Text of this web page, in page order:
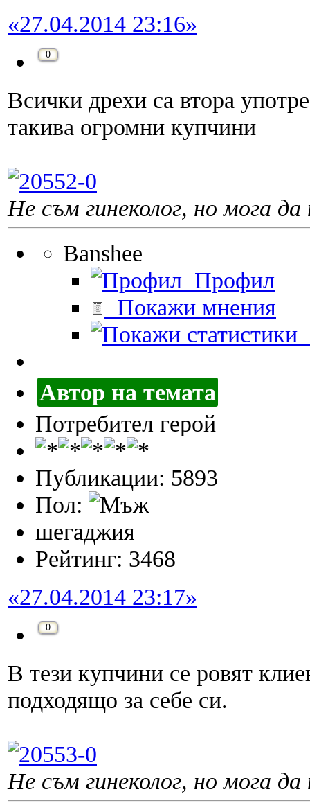
«27.04.2014 23:16»
0
Всички дрехи са втора
такива огромни купчини
Не съм гинеколог, но мога да
Banshee
Профил
Покажи мнения
Автор на темата
Потребител герой
Публикации: 5893
Пол:
шегаджия
Рейтинг: 3468
«27.04.2014 23:17»
0
В тези купчини се ровят
подходящо за себе си.
Не съм гинеколог, но мога да